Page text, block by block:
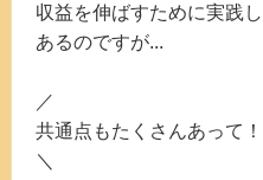
収益を伸ばすために実践
あるのですが...
／
共通点もたくさんあって！
＼